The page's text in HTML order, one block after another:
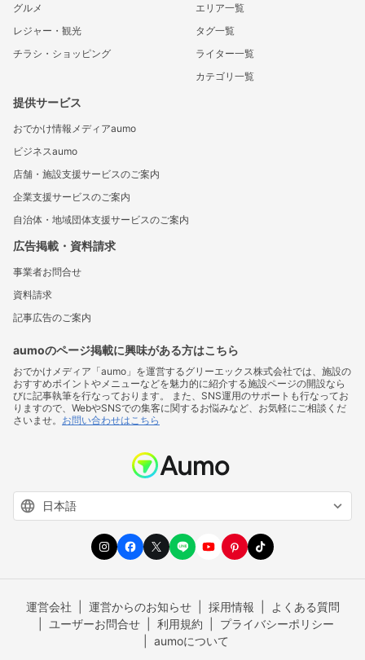
グルメ
レジャー・観光
チラシ・ショッピング
エリア一覧
タグ一覧
ライター一覧
カテゴリ一覧
提供サービス
おでかけ情報メディアaumo
ビジネスaumo
店舗・施設支援サービスのご案内
企業支援サービスのご案内
自治体・地域団体支援サービスのご案内
広告掲載・資料請求
事業者お問合せ
資料請求
記事広告のご案内
aumoのページ掲載に興味がある方はこちら
おでかけメディア「aumo」を運営するグリーエックス株式会社では、施設の
おすすめポイントやメニューなどを魅力的に紹介する施設ページの開設なら
びに記事執筆を行なっております。 また、SNS運用のサポートも行なってお
りますので、WebやSNSでの集客に関するお悩みなど、お気軽にご相談くだ
さいませ。 お問い合わせはこちら
運営会社 運営からのお知らせ 採用情報
よくある質問
ユーザーお問合せ
利用規約
プライバシーポリシー
aumoについて